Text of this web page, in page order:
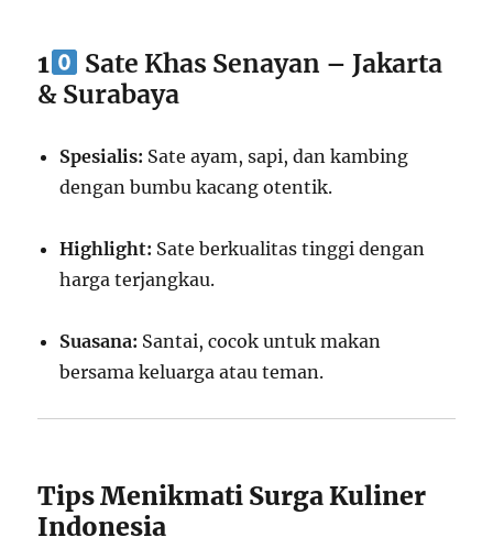
1
Sate Khas Senayan – Jakarta
& Surabaya
Spesialis: Sate ayam, sapi, dan kambing
dengan bumbu kacang otentik.
Highlight: Sate berkualitas tinggi dengan
harga terjangkau.
Suasana: Santai, cocok untuk makan
bersama keluarga atau teman.
Tips Menikmati Surga Kuliner
Indonesia